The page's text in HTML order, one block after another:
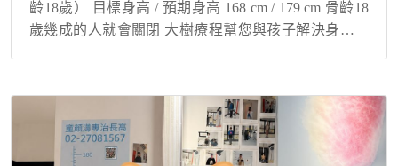
齡18歲） 目標身高 / 預期身高 168 cm / 179 cm 骨齡18
歲幾成的人就會關閉 大樹療程幫您與孩子解決身高煩